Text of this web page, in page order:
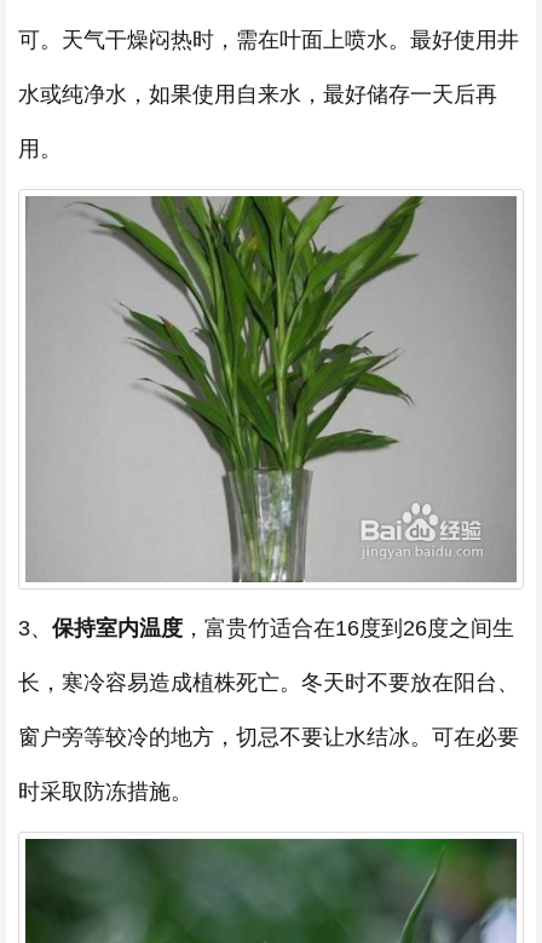
可。天气干燥闷热时，需在叶面上喷水。最好使用井
水或纯净水，如果使用自来水，最好储存一天后再
用。
3、 保持室内温度 ，富贵竹适合在16度到26度之间生
长，寒冷容易造成植株死亡。冬天时不要放在阳台、
窗户旁等较冷的地方，切忌不要让水结冰。可在必要
时采取防冻措施。